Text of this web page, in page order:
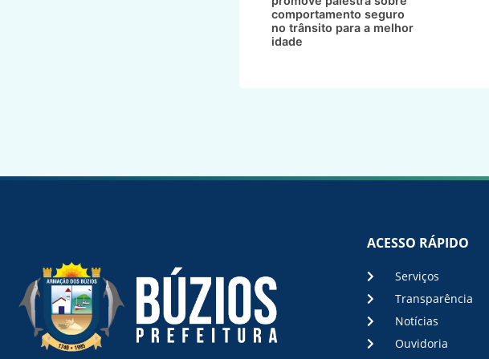
comportamento seguro
no trânsito para a melhor
idade
ACESSO RÁPIDO
Serviços
Transparência
Notícias
Ouvidoria